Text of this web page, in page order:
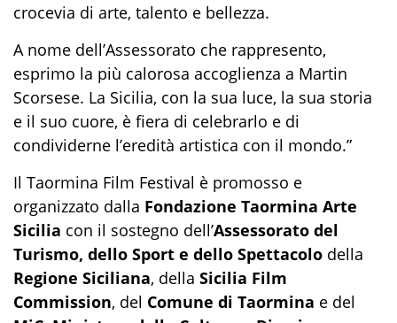
crocevia di arte, talento e bellezza.
A nome dell’Assessorato che rappresento,
esprimo la più calorosa accoglienza a Martin
Scorsese. La Sicilia, con la sua luce, la sua storia
e il suo cuore, è fiera di celebrarlo e di
condividerne l’eredità artistica con il mondo.”
Il Taormina Film Festival è promosso e
organizzato dalla Fondazione Taormina Arte
Sicilia con il sostegno dell’Assessorato del
Turismo, dello Sport e dello Spettacolo della
Regione Siciliana, della Sicilia Film
Commission, del Comune di Taormina e del